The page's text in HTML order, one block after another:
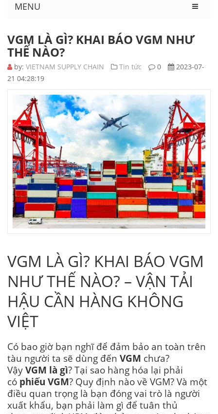
MENU
VGM LÀ GÌ? KHAI BÁO VGM NHƯ
THẾ NÀO?
by: VIETNAM SUPPLY CHAIN Tin tức 0
2023-07-
21 04:28:19
VGM LÀ GÌ? KHAI BÁO VGM
NHƯ THẾ NÀO? – VẬN TẢI
HẬU CẦN HÀNG KHÔNG
VIỆT
Có bao giờ bạn nghĩ để đảm bảo an toàn trên
tàu người ta sẽ dùng đến VGM chưa?
Vậy VGM là gì? Tại sao hàng hóa lại phải
có phiếu VGM? Quy định nào về VGM? Và một
điều quan trọng là bạn đóng vai trò là người
xuất khẩu, bạn phải làm gì để tuân thủ